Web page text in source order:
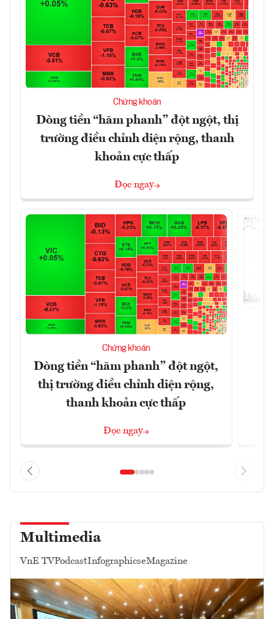
Chứng khoán
Dòng tiền “hãm phanh” đột ngột, thị
trường điều chỉnh diện rộng, thanh
khoản cực thấp
Đọc ngay
Chứng khoán
Dòng tiền “hãm phanh” đột ngột,
thị trường điều chỉnh diện rộng,
thanh khoản cực thấp
Đọc ngay
Multimedia
VnE TVPodcastInfographicseMagazine